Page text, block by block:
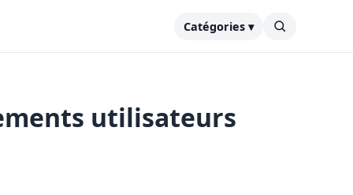
Catégories ▾
utilisateurs